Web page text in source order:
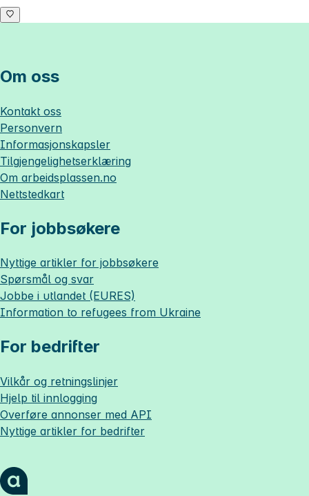
Om oss
Kontakt oss
Personvern
Informasjonskapsler
Tilgjengelighetserklæring
Om arbeidsplassen.no
Nettstedkart
For jobbsøkere
Nyttige artikler for jobbsøkere
Spørsmål og svar
Jobbe i utlandet (EURES)
Information to refugees from Ukraine
For bedrifter
Vilkår og retningslinjer
Hjelp til innlogging
Overføre annonser med API
Nyttige artikler for bedrifter